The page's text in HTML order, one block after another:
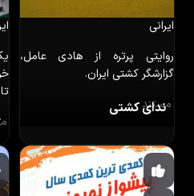
ندای کشتی
ایرانی
روایتی پرتره از هادی عامل،
گزارشگر کشتی ایران.
مستند